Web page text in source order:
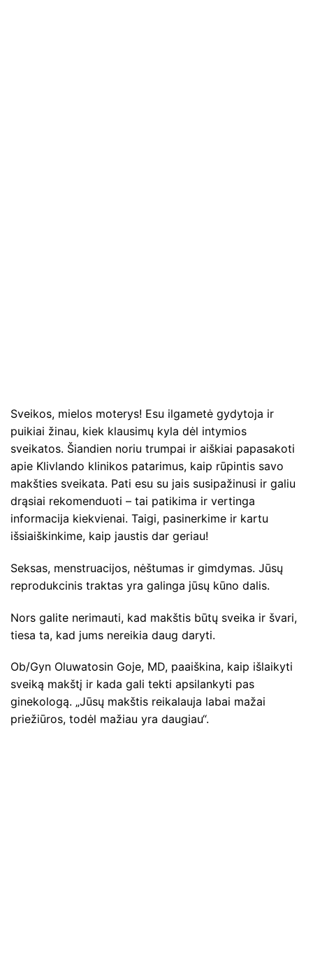
Sveikos, mielos moterys! Esu ilgametė gydytoja ir
puikiai žinau, kiek klausimų kyla dėl intymios
sveikatos. Šiandien noriu trumpai ir aiškiai papasakoti
apie Klivlando klinikos patarimus, kaip rūpintis savo
makšties sveikata. Pati esu su jais susipažinusi ir galiu
drąsiai rekomenduoti – tai patikima ir vertinga
informacija kiekvienai. Taigi, pasinerkime ir kartu
išsiaiškinkime, kaip jaustis dar geriau!
Seksas, menstruacijos, nėštumas ir gimdymas. Jūsų
reprodukcinis traktas yra galinga jūsų kūno dalis.
Nors galite nerimauti, kad makštis būtų sveika ir švari,
tiesa ta, kad jums nereikia daug daryti.
Ob/Gyn Oluwatosin Goje, MD, paaiškina, kaip išlaikyti
sveiką makštį ir kada gali tekti apsilankyti pas
ginekologą. „Jūsų makštis reikalauja labai mažai
priežiūros, todėl mažiau yra daugiau“.